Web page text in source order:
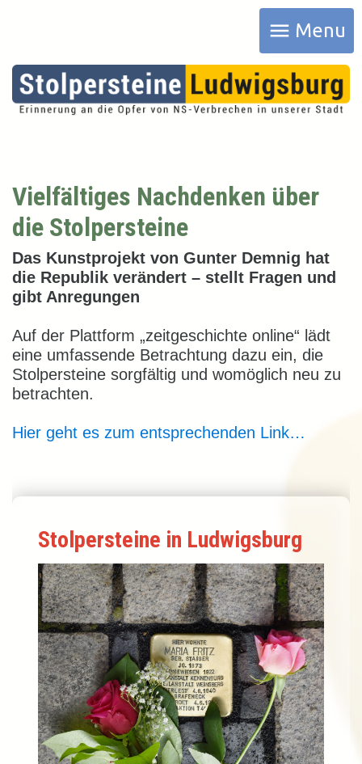
menu Menu
Vielfältiges Nachdenken über
die Stolpersteine
Das Kunstprojekt von Gunter Demnig hat
die Republik verändert – stellt Fragen und
gibt Anregungen
Auf der Plattform „zeitgeschichte online“ lädt
eine umfassende Betrachtung dazu ein, die
Stolpersteine sorgfältig und womöglich neu zu
betrachten.
Hier geht es zum entsprechenden Link…
Stolpersteine in Ludwigsburg